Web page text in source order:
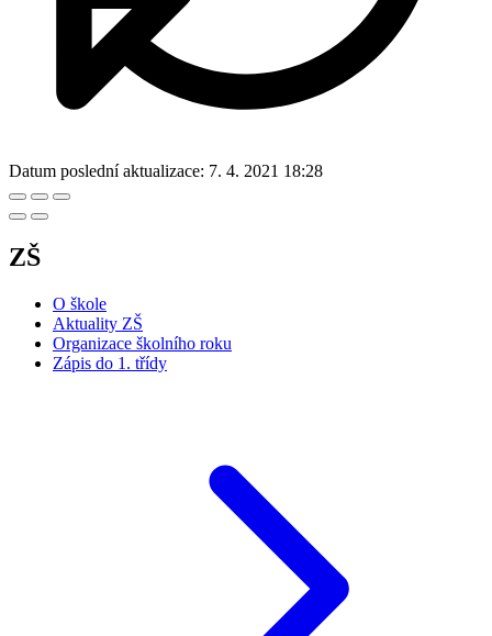
Datum poslední aktualizace: 7. 4. 2021 18:28
ZŠ
O škole
Aktuality ZŠ
Organizace školního roku
Zápis do 1. třídy